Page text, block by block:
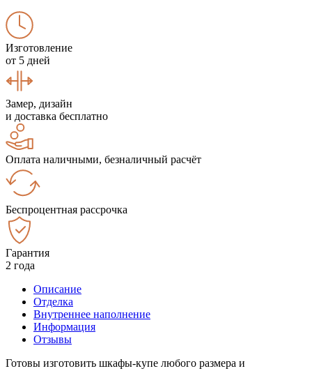
Изготовление
от 5 дней
Замер, дизайн
и доставка бесплатно
Оплата наличными, безналичный расчёт
Беспроцентная рассрочка
Гарантия
2 года
Описание
Отделка
Внутреннее наполнение
Информация
Отзывы
Готовы изготовить шкафы-купе любого размера и